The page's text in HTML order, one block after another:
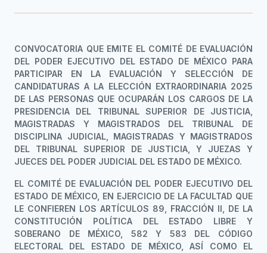
CONVOCATORIA QUE EMITE EL COMITÉ DE EVALUACIÓN
DEL PODER EJECUTIVO DEL ESTADO DE MÉXICO PARA
PARTICIPAR EN LA EVALUACIÓN Y SELECCIÓN DE
CANDIDATURAS A LA ELECCIÓN EXTRAORDINARIA 2025
DE LAS PERSONAS QUE OCUPARÁN LOS CARGOS DE LA
PRESIDENCIA DEL TRIBUNAL SUPERIOR DE JUSTICIA,
MAGISTRADAS Y MAGISTRADOS DEL TRIBUNAL DE
DISCIPLINA JUDICIAL, MAGISTRADAS Y MAGISTRADOS
DEL TRIBUNAL SUPERIOR DE JUSTICIA, Y JUEZAS Y
JUECES DEL PODER JUDICIAL DEL ESTADO DE MÉXICO.
EL COMITÉ DE EVALUACIÓN DEL PODER EJECUTIVO DEL
ESTADO DE MÉXICO, EN EJERCICIO DE LA FACULTAD QUE
LE CONFIEREN LOS ARTÍCULOS 89, FRACCIÓN II, DE LA
CONSTITUCIÓN POLÍTICA DEL ESTADO LIBRE Y
SOBERANO DE MÉXICO, 582 Y 583 DEL CÓDIGO
ELECTORAL DEL ESTADO DE MÉXICO, ASÍ COMO EL